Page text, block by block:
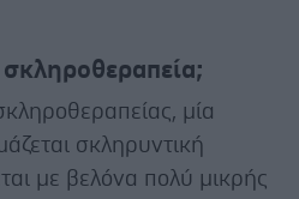
σκληροθεραπεία;
μία
σκληρυντική
με βελόνα πολύ μικρής